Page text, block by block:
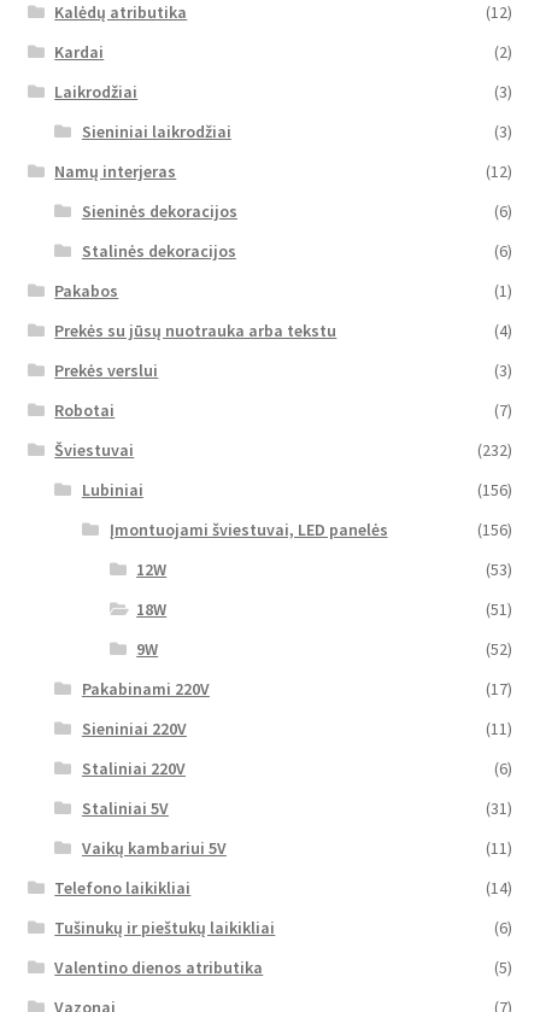
Kalėdų atributika
(12)
Kardai
(2)
Laikrodžiai
(3)
Sieniniai laikrodžiai
(3)
Namų interjeras
(12)
Sieninės dekoracijos
(6)
Stalinės dekoracijos
(6)
Pakabos
(1)
Prekės su jūsų nuotrauka arba tekstu
(4)
Prekės verslui
(3)
Robotai
(7)
Šviestuvai
(232)
Lubiniai
(156)
Įmontuojami šviestuvai, LED panelės
(156)
12W
(53)
18W
(51)
9W
(52)
Pakabinami 220V
(17)
Sieniniai 220V
(11)
Staliniai 220V
(6)
Staliniai 5V
(31)
Vaikų kambariui 5V
(11)
Telefono laikikliai
(14)
Tušinukų ir pieštukų laikikliai
(6)
Valentino dienos atributika
(5)
Vazonai
(7)